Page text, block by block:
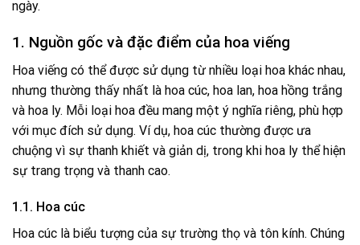
ngày.
1. Nguồn gốc và đặc điểm của hoa viếng
Hoa viếng có thể được sử dụng từ nhiều loại hoa khác nhau,
nhưng thường thấy nhất là hoa cúc, hoa lan, hoa hồng trắng
và hoa ly. Mỗi loại hoa đều mang một ý nghĩa riêng, phù hợp
với mục đích sử dụng. Ví dụ, hoa cúc thường được ưa
chuộng vì sự thanh khiết và giản dị, trong khi hoa ly thể hiện
sự trang trọng và thanh cao.
1.1. Hoa cúc
Hoa cúc là biểu tượng của sự trường thọ và tôn kính. Chúng